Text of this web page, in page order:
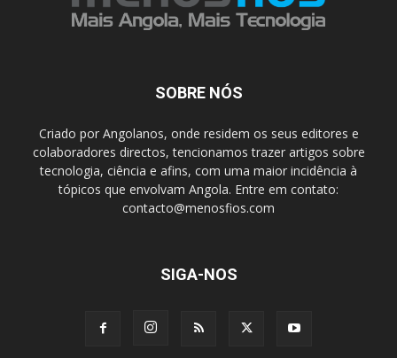
SOBRE NÓS
Criado por Angolanos, onde residem os seus editores e
colaboradores directos, tencionamos trazer artigos sobre
tecnologia, ciência e afins, com uma maior incidência à
tópicos que envolvam Angola. Entre em contato:
contacto@menosfios.com
SIGA-NOS